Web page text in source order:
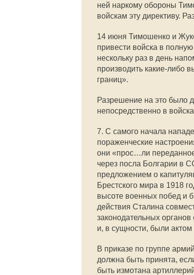
ней наркому обороны
войскам эту директиву.
14 июня Тимошенко и
привести войска в
нескольку раз в день
производить какие-либо
границ».
Разрешение на это было
непосредственно в
7. С самого начала
пораженческие
они «прос…ли
через посла Болгарии в
предложением о
Брестского мира в 1918
высоте военных побед и
действия Сталина
законодательных
и, в сущности, были актом
В приказе по группе
должна быть принята,
быть измотана